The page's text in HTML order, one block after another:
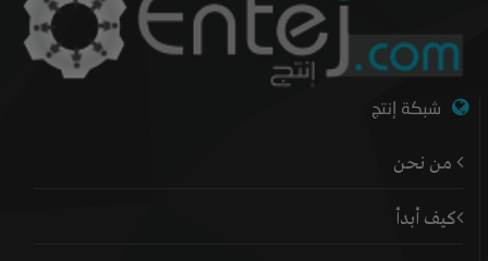
شبكة إنتج
من نحن
كيف أبدأ